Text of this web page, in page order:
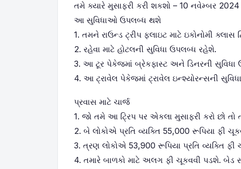
તમે ક્યારે મુસાફરી કરી શકશો – 10 નવેમ્બર 2024
આ સુવિધાઓ ઉપલબ્ધ થશે
1. તમને રાઉન્ડ ટ્રીપ ફ્લાઇટ માટે ઇકોનોમી ક્લાસ
2. રહેવા માટે હોટલની સુવિધા ઉપલબ્ધ રહેશે.
3. આ ટૂર પેકેજમાં બ્રેકફાસ્ટ અને ડિનરની સુવિધા
4. આ ટ્રાવેલ પેકેજમાં ટ્રાવેલ ઇન્શ્યોરન્સની
પ્રવાસ માટે ચાર્જ
1. જો તમે આ ટ્રિપ પર એકલા મુસાફરી કરો છો તો
2. બે લોકોએ પ્રતિ વ્યક્તિ 55,000 રૂપિયા ફી
3. ત્રણ લોકોએ 53,900 રૂપિયા પ્રતિ વ્યક્તિ ફી
4. તમારે બાળકો માટે અલગ ફી ચૂકવવી પડશે. બેડ